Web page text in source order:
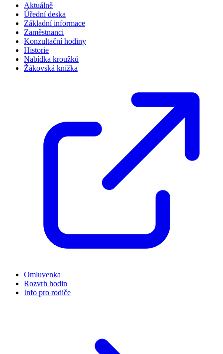
Aktuálně
Úřední deska
Základní informace
Zaměstnanci
Konzultační hodiny
Historie
Nabídka kroužků
Žákovská knížka
Omluvenka
Rozvrh hodin
Info pro rodiče